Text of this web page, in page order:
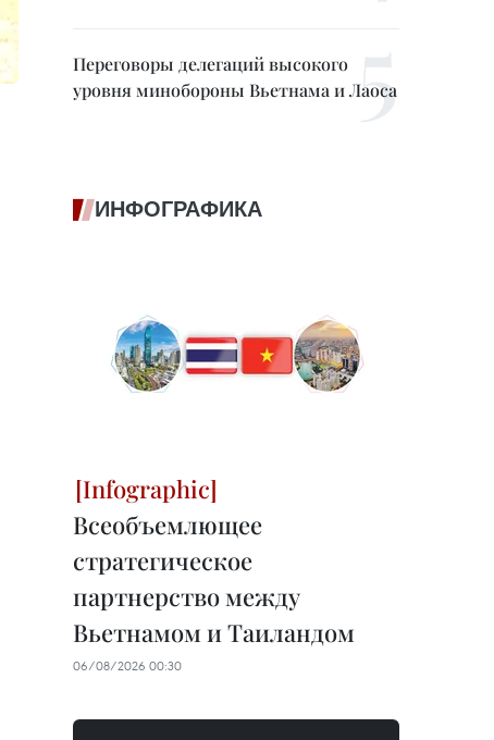
Переговоры делегаций высокого
уровня минобороны Вьетнама и Лаоса
ИНФОГРАФИКА
Всеобъемлющее
стратегическое
партнерство между
Вьетнамом и Таиландом
06/08/2026 00:30